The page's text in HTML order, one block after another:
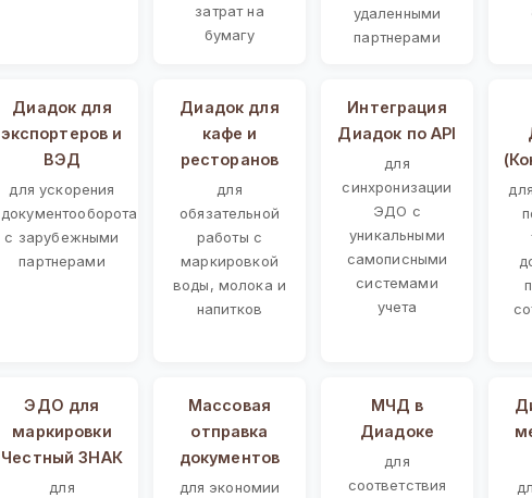
затрат на
бумагу
удаленными
партнерами
Диадок для
экспортеров и
ВЭД
для ускорения
документооборота
с зарубежными
партнерами
Диадок для
кафе и
ресторанов
для
обязательной
работы с
маркировкой
воды, молока и
напитков
Интеграция
Диадок по API
для
синхронизации
ЭДО с
уникальными
самописными
системами
учета
ЭДО для
маркировки
Честный ЗНАК
для
Массовая
отправка
документов
для экономии
МЧД в
Диадоке
для
соответствия